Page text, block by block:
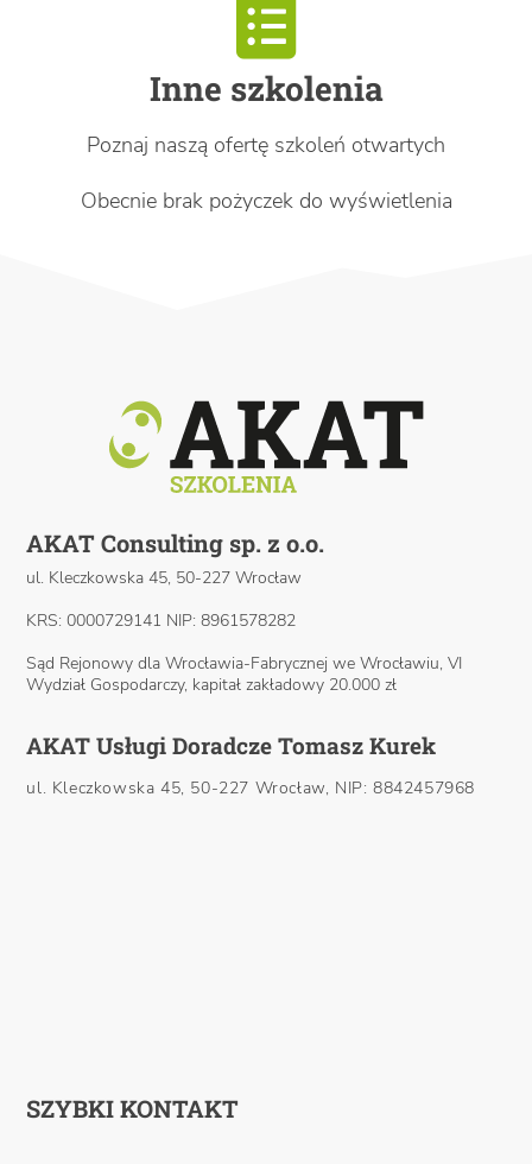
Inne szkolenia
Poznaj naszą ofertę szkoleń otwartych
Obecnie brak pożyczek do wyświetlenia
AKAT Consulting sp. z o.o.
ul. Kleczkowska 45, 50-227 Wrocław
KRS: 0000729141 NIP: 8961578282
Sąd Rejonowy dla Wrocławia-Fabrycznej we Wrocławiu, VI
Wydział Gospodarczy, kapitał zakładowy 20.000 zł
AKAT Usługi Doradcze Tomasz Kurek
ul. Kleczkowska 45, 50-227 Wrocław, NIP: 8842457968
SZYBKI KONTAKT